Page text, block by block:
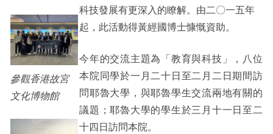
參觀香港故宮
文化博物館
科技發展有更深入的瞭解。由二〇一五年
起，此活動得黃經國博士慷慨資助。
今年的交流主題為「教育與科技」，八位
本院同學於一月二十日至二月二日期間訪
問耶魯大學，與耶魯學生交流兩地有關的
議題；耶魯大學的學生於三月十一日至二
十四日訪問本院。